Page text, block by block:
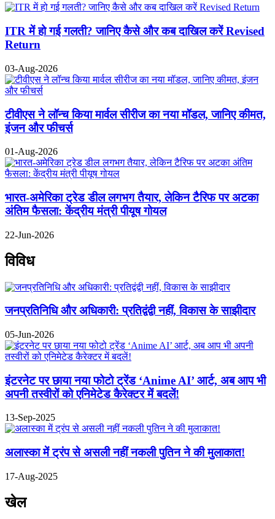
ITR में हो गई गलती? जानिए कैसे और कब दाखिल करें Revised
Return
03-Aug-2026
टीवीएस ने लॉन्च किया मार्वल सीरीज का नया मॉडल, जानिए कीमत,
इंजन और फीचर्स
01-Aug-2026
भारत-अमेरिका ट्रेड डील लगभग तैयार, लेकिन टैरिफ पर अटका
अंतिम फैसला: केंद्रीय मंत्री पीयूष गोयल
22-Jun-2026
विविध
जनप्रतिनिधि और अधिकारी: प्रतिद्वंद्वी नहीं, विकास के साझीदार
05-Jun-2026
इंटरनेट पर छाया नया फोटो ट्रेंड ‘Anime AI’ आर्ट, अब आप भी
अपनी तस्वीरों को एनिमेटेड कैरेक्टर में बदलें!
13-Sep-2025
अलास्का में ट्रंप से असली नहीं नकली पुतिन ने की मुलाकात!
17-Aug-2025
खेल